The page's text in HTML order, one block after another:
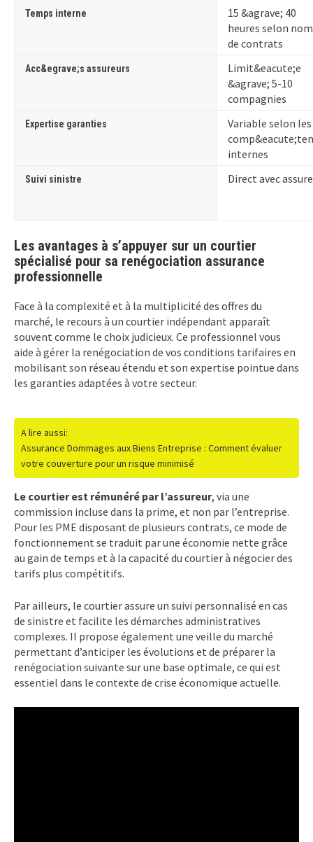
les
pour
l’assurance
Temps interne
15 &agrave; 40
heures selon
de contrats
Acc&egrave;s assureurs
Limit&eacute;e
&agrave; 5-10
compagnies
Expertise garanties
Variable selon les
internes
Suivi sinistre Direct avec
Les avantages à s’appuyer sur un courtier
spécialisé pour sa renégociation assurance
professionnelle
Face à la complexité et à la multiplicité des offres du
marché, le recours à un courtier indépendant apparaît
souvent comme le choix judicieux. Ce professionnel vous
aide à gérer la renégociation de vos conditions tarifaires en
mobilisant son réseau étendu et son expertise pointue dans
les garanties adaptées à votre secteur.
A lire aussi:
Assurance Dommages aux Biens Entreprise : Comment évaluer
votre couverture pour un risque minimisé
Le courtier est rémunéré par l’assureur, via une
commission incluse dans la prime, et non par l’entreprise.
Pour les PME disposant de plusieurs contrats, ce mode de
fonctionnement se traduit par une économie nette grâce
au gain de temps et à la capacité du courtier à négocier des
tarifs plus compétitifs.
Par ailleurs, le courtier assure un suivi personnalisé en cas
de sinistre et facilite les démarches administratives
complexes. Il propose également une veille du marché
permettant d’anticiper les évolutions et de préparer la
renégociation suivante sur une base optimale, ce qui est
essentiel dans le contexte de crise économique actuelle.